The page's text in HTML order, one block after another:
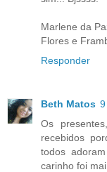
Marlene da
Flores e
Responder
Beth Matos
Os
recebidos
todos
carinho foi mai